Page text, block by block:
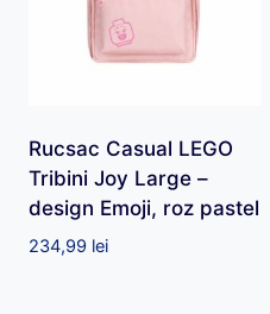
Rucsac Casual LEGO
Tribini Joy Large –
design Emoji, roz pastel
234,99 lei